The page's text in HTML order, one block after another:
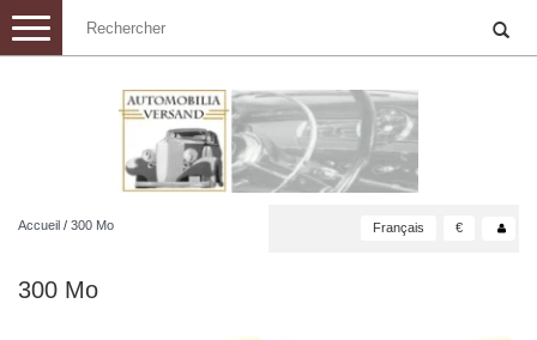
Toggle
navigation
Accueil / 300 Mo Français €
300 Mo